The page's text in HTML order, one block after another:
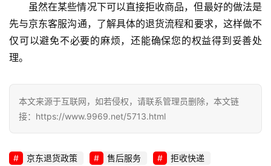
安
全
l
运
维
虽然在某些情况下可以直接拒收商品，但最好的做法是
先与京东客服沟通，了解具体的退货流程和要求，这样做不
仅可以避免不必要的麻烦，还能确保您的权益得到妥善处
理。
本文来源于互联网，如若侵权，请联系管理员删除，本文链
接：https://www.9969.net/5713.html
京东退货政策 售后服务 拒收快递